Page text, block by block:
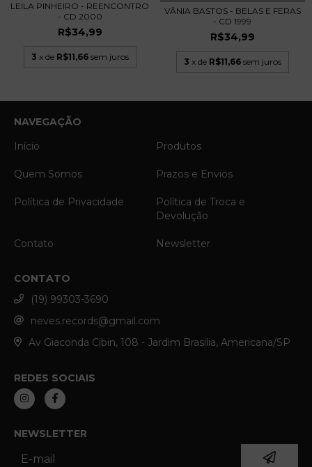
LEILA PINHEIRO - REENCONTRO
- CD 2000
R$34,99
3 x de R$11,66 sem juros
VÂNIA BASTOS - BELAS E FERAS
- CD 1999
R$34,99
3 x de R$11,66 sem juros
NAVEGAÇÃO
Início
Produtos
Quem Somos Prazos e Envios
Política de Privacidade
Política de Troca e
Devolução
Contato Newsletter
CONTATO
(19) 99303-3690
neves.records@gmail.com
Av Giaconda Cibin, 108 - Jardim Brasilia, Americana/SP
REDES SOCIAIS
NEWSLETTER